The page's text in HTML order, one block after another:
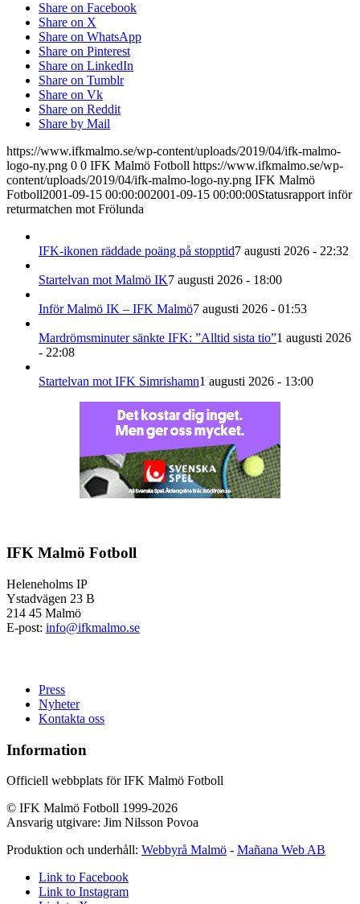
Share on Facebook
Share on X
Share on WhatsApp
Share on Pinterest
Share on LinkedIn
Share on Tumblr
Share on Vk
Share on Reddit
Share by Mail
https://www.ifkmalmo.se/wp-content/uploads/2019/04/ifk-malmo-
logo-ny.png 0 0 IFK Malmö Fotboll https://www.ifkmalmo.se/wp-
content/uploads/2019/04/ifk-malmo-logo-ny.png IFK Malmö
Fotboll2001-09-15 00:00:002001-09-15 00:00:00Statusrapport inför
returmatchen mot Frölunda
IFK-ikonen räddade poäng på stopptid7 augusti 2026 - 22:32
Startelvan mot Malmö IK7 augusti 2026 - 18:00
Inför Malmö IK – IFK Malmö7 augusti 2026 - 01:53
Mardrömsminuter sänkte IFK: ”Alltid sista tio”1 augusti 2026
- 22:08
Startelvan mot IFK Simrishamn1 augusti 2026 - 13:00
IFK Malmö Fotboll
Heleneholms IP
Ystadvägen 23 B
214 45 Malmö
E-post: info@ifkmalmo.se
Press
Nyheter
Kontakta oss
Information
Officiell webbplats för IFK Malmö Fotboll
© IFK Malmö Fotboll 1999-2026
Ansvarig utgivare: Jim Nilsson Povoa
Produktion och underhåll: Webbyrå Malmö - Mañana Web AB
Link to Facebook
Link to Instagram